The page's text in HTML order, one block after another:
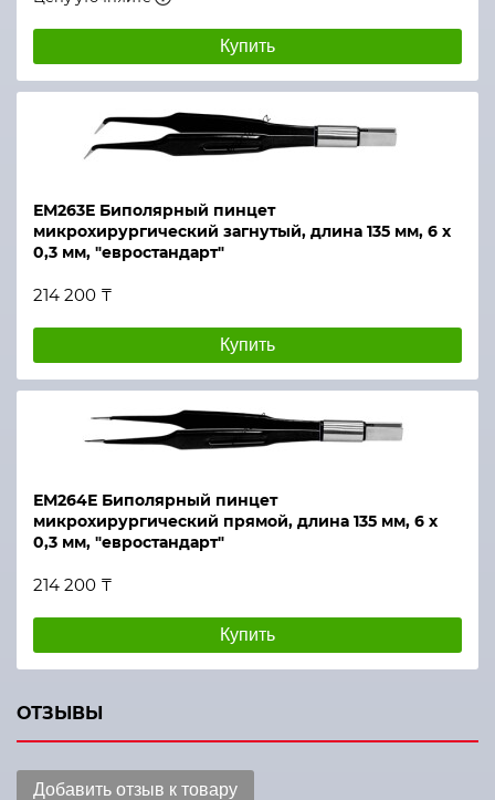
Купить
ЕМ263Е Биполярный пинцет
микрохирургический загнутый, длина 135 мм, 6 х
0,3 мм, "евростандарт"
214 200 ₸
Купить
ЕМ264Е Биполярный пинцет
микрохирургический прямой, длина 135 мм, 6 х
0,3 мм, "евростандарт"
214 200 ₸
Купить
ОТЗЫВЫ
Добавить отзыв к товару